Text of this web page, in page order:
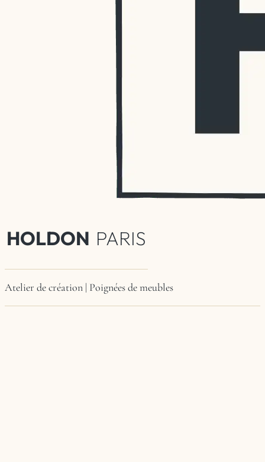
HOLDON PARIS
Atelier de création | Poignées de meubles